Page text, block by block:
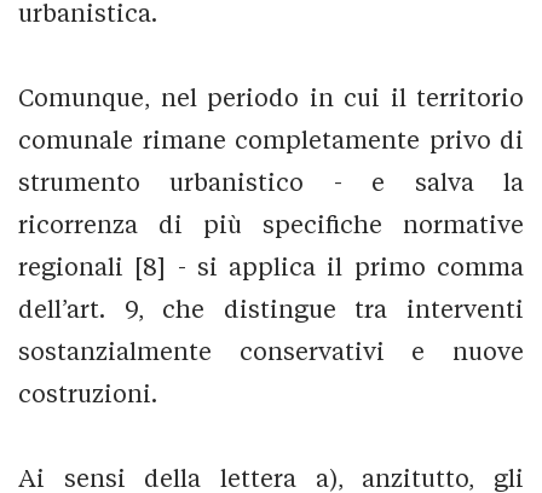
urbanistica.
Comunque, nel periodo in cui il territorio
comunale rimane completamente privo di
strumento urbanistico - e salva la
ricorrenza di più specifiche normative
regionali [8] - si applica il primo comma
dell’art. 9, che distingue tra interventi
sostanzialmente conservativi e nuove
costruzioni.
Ai sensi della lettera a), anzitutto, gli